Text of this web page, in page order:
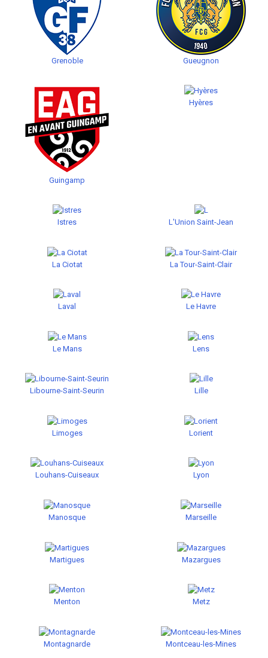
Grenoble Gueugnon
Guingamp
Hyères
Istres L'Union Saint-Jean
La Ciotat La Tour-Saint-Clair
Laval Le Havre
Le Mans Lens
Libourne-Saint-Seurin Lille
Limoges Lorient
Louhans-Cuiseaux Lyon
Manosque Marseille
Martigues Mazargues
Menton Metz
Montagnarde Montceau-les-Mines